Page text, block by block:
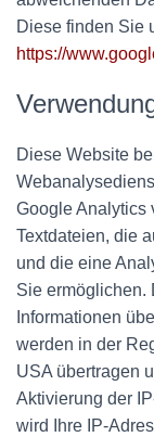
Diese finden Sie
https://
Diese Website
Google Analytics
Textdateien, die
und die eine
Sie ermöglichen.
Informationen
werden in der
USA übertragen
Aktivierung der
wird Ihre IP-